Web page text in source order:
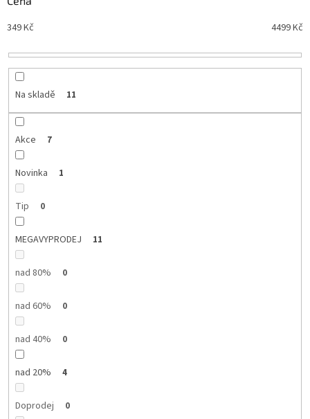
í
r
Abecedně
349Kč 4499Kč
Na skladě 11
Akce 7
Novinka 1
Tip 0
MEGAVYPRODEJ 11
nad 80% 0
nad 60% 0
nad 40% 0
nad 20% 4
Doprodej 0